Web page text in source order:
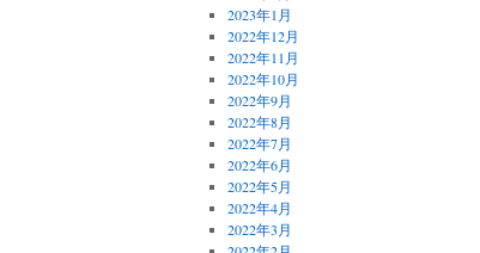
2023年1月
2022年12月
2022年11月
2022年10月
2022年9月
2022年8月
2022年7月
2022年6月
2022年5月
2022年4月
2022年3月